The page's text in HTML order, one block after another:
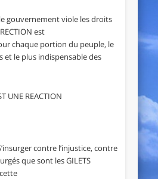
gouvernement viole les droits
est
chaque portion du peuple, le
et le plus indispensable des
UNE REACTION
contre l’injustice, contre
que sont les GILETS